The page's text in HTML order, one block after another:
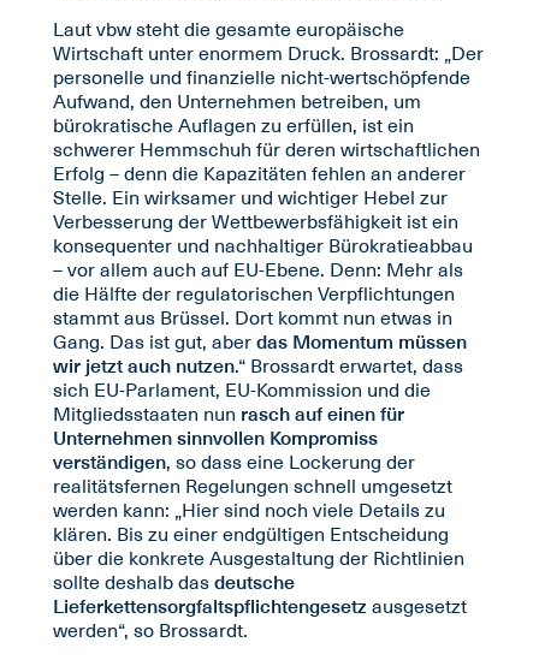
Laut vbw steht die gesamte europäische
Wirtschaft unter enormem Druck. Brossardt: „Der
personelle und finanzielle nicht-wertschöpfende
Aufwand, den Unternehmen betreiben, um
bürokratische Auflagen zu erfüllen, ist ein
schwerer Hemmschuh für deren wirtschaftlichen
Erfolg – denn die Kapazitäten fehlen an anderer
Stelle. Ein wirksamer und wichtiger Hebel zur
Verbesserung der Wettbewerbsfähigkeit ist ein
konsequenter und nachhaltiger Bürokratieabbau
– vor allem auch auf EU-Ebene. Denn: Mehr als
die Hälfte der regulatorischen Verpflichtungen
stammt aus Brüssel. Dort kommt nun etwas in
Gang. Das ist gut, aber das Momentum müssen
wir jetzt auch nutzen.“ Brossardt erwartet, dass
sich EU-Parlament, EU-Kommission und die
Mitgliedsstaaten nun rasch auf einen für
Unternehmen sinnvollen Kompromiss
verständigen, so dass eine Lockerung der
realitätsfernen Regelungen schnell umgesetzt
werden kann: „Hier sind noch viele Details zu
klären. Bis zu einer endgültigen Entscheidung
über die konkrete Ausgestaltung der Richtlinien
sollte deshalb das deutsche
Lieferkettensorgfaltspflichtengesetz ausgesetzt
werden“, so Brossardt.